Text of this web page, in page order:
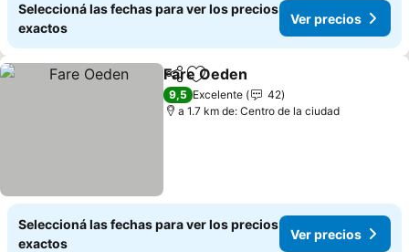
Seleccioná las fechas para ver los precios
exactos
Ver precios
CompartirAñadir a favoritos
Fare Oeden
9,5 Excelente
42
a 1.7 km de: Centro de la ciudad
Seleccioná las fechas para ver los precios
exactos
Ver precios